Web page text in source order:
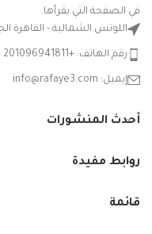
في الصفحة التي يقرأها.
اللوتس الشمالية - القاهرة
رقم الهاتف: +201096941811
إيميل: info@rafaye3.com
أحدث المنشورات
روابط مفيدة
قائمة